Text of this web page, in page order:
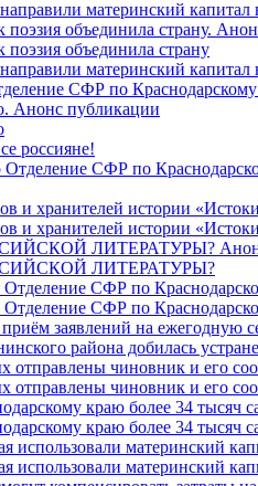
материнский
объединила страну.
объединила страну
материнский
СФР по
Анонс публикации
россияне!
СФР по
и хранителей истории
и хранителей истории
ЛИТЕРАТУРЫ? Анонс
ЛИТЕРАТУРЫ?
Отделение СФР по
СФР по
заявлений на ежегодную
района добилась
отправлены чиновник и его
отправлены чиновник и его
краю более 34
краю более 34
использовали материнский
использовали материнский